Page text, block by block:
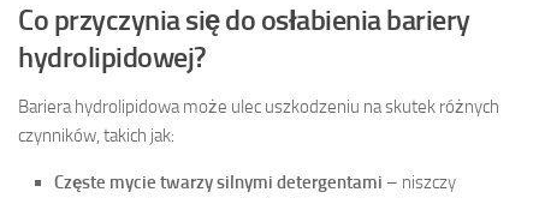
Co przyczynia się do osłabienia bariery
hydrolipidowej?
Bariera hydrolipidowa może ulec uszkodzeniu na skutek różnych
czynników, takich jak:
Częste mycie twarzy silnymi detergentami – niszczy